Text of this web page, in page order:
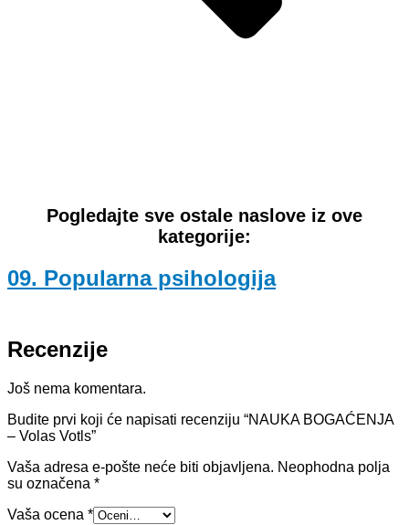
Pogledajte sve ostale naslove iz ove
kategorije:
09. Popularna psihologija
Recenzije
Još nema komentara.
Budite prvi koji će napisati recenziju “NAUKA BOGAĆENJA
– Volas Votls”
Vaša adresa e-pošte neće biti objavljena. Neophodna polja
su označena *
Vaša ocena *